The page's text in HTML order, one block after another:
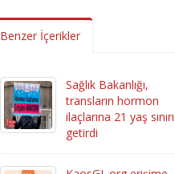
Benzer İçerikler
Sağlık Bakanlığı,
transların hormon
ilaçlarına 21 yaş sınırı
getirdi